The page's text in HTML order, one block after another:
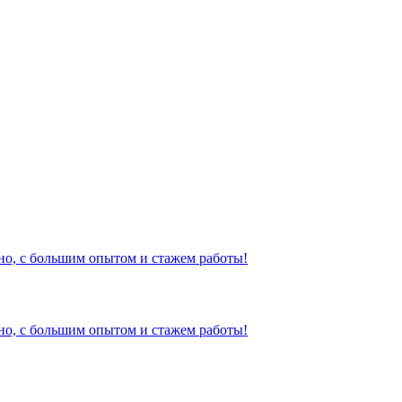
с большим опытом и стажем работы!
с большим опытом и стажем работы!